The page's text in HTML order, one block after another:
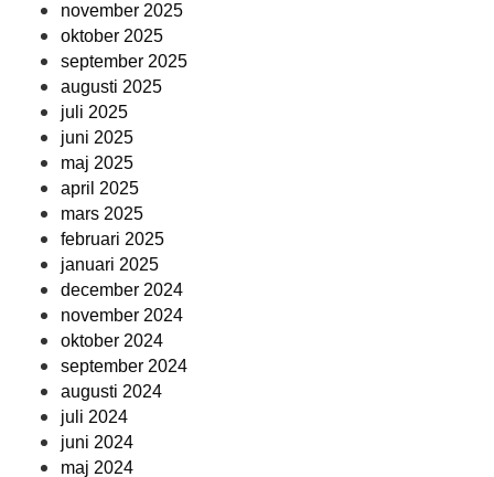
november 2025
oktober 2025
september 2025
augusti 2025
juli 2025
juni 2025
maj 2025
april 2025
mars 2025
februari 2025
januari 2025
december 2024
november 2024
oktober 2024
september 2024
augusti 2024
juli 2024
juni 2024
maj 2024